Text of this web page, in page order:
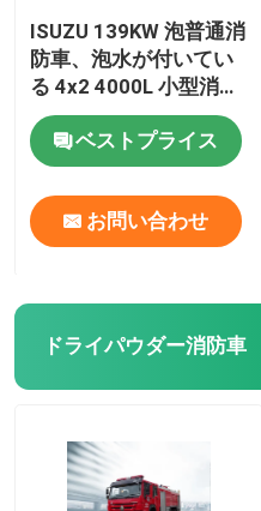
ISUZU 139KW 泡普通消
防車、泡水が付いてい
る 4x2 4000L 小型消防
車
ベストプライス
お問い合わせ
ドライパウダー消防車